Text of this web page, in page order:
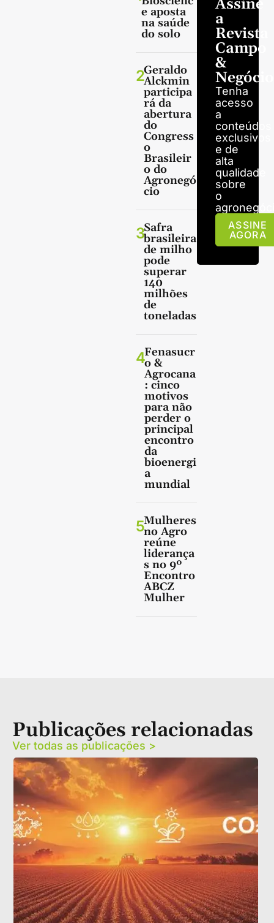
e aposta
na saúde
do solo
2Geraldo
Alckmin
participa
rá da
abertura
do
Congress
o
Brasileir
o do
Agronegó
cio
3Safra
brasileira
de milho
pode
superar
140
milhões
de
toneladas
4Fenasucr
o &
Agrocana
: cinco
motivos
para não
perder o
principal
encontro
da
bioenergi
a
mundial
5Mulheres
no Agro
reúne
liderança
s no 9º
Encontro
ABCZ
Mulher
Assine
a
Revista
Campo
&
Tenha
acesso
a
conteúdos
exclusivos
e de
alta
qualidade
sobre
o
ASSINE
AGORA
Publicações relacionadas
Ver todas as publicações >